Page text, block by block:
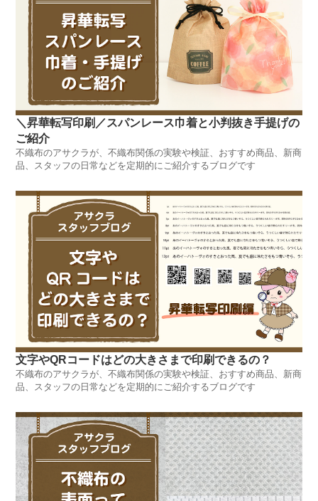
＼昇華転写印刷／スパンレース巾着と小判抜き手提げの
ご紹介
不織布のアサクラが、不織布関係の実験や検証、おすすめ商品、新商
品、スタッフの日常などを定期的にご紹介するブログです
文字やQRコードはどの大きさまで印刷できるの？
不織布のアサクラが、不織布関係の実験や検証、おすすめ商品、新商
品、スタッフの日常などを定期的にご紹介するブログです